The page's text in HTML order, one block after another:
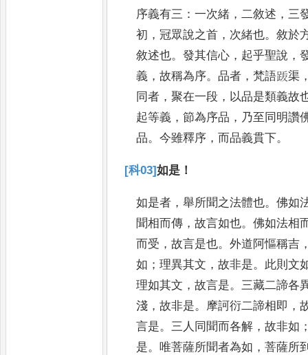
序義有三 ：一次緒 ，二敘述 ，三
初 ， 冠眾說之首 ， 次緒也。敘於
敘述也。發其信心 ， 起乎聖說 ，
義 ，故稱為序。品者 ，梵語䟦渠
同者 ，聚在一段 ， 以品是類義故
起等義 ，節為序品 ， 乃至同明讚
品。今雖釋序 ， 而品義貫下。
[科03]如是 ！
如是者 ，舉所聞之法體也。佛如
聞相而傳 ，故言如也。佛如法相
而受 ，故言是也。外道阿慪稱吉
如 ；理異其文 ，故非是。 此則文
理如其文 ，故言是。三藏二諦各
淺 ，故非是。 摩訶衍二諦相即 ，
言是。三人同聞而各解 ，故非如
是。唯菩薩所聞者為如 ，菩薩所